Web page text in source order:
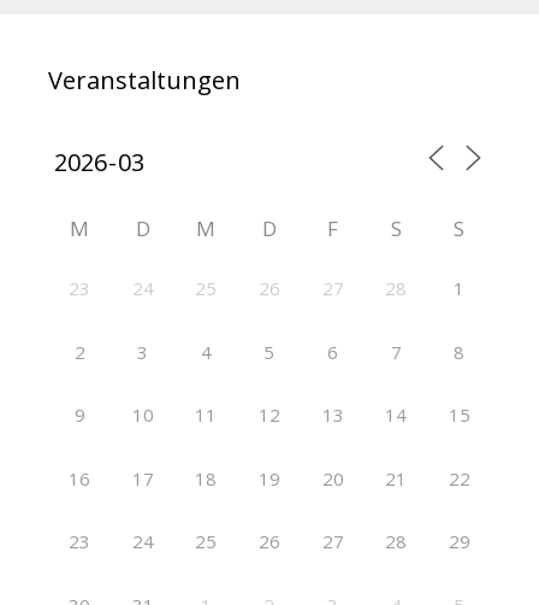
Veranstaltungen
M D M D F S S
23 24 25 26 27 28 1
2 3 4 5 6 7 8
9 10 11 12 13 14 15
16 17 18 19 20 21 22
23 24 25 26 27 28 29